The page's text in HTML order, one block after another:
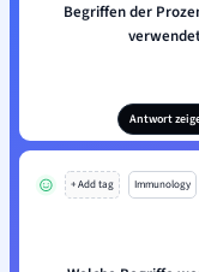
Begriffen der
Antwort
+ Add tag Immunology